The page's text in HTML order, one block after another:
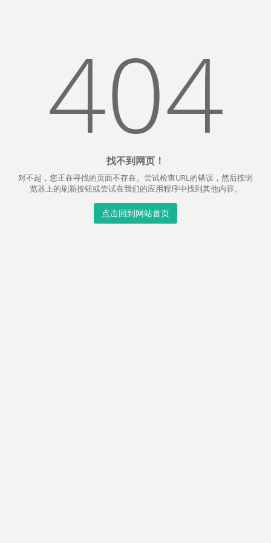
404
找不到网页！
对不起，您正在寻找的页面不存在。尝试检查URL的错误，然后按浏
览器上的刷新按钮或尝试在我们的应用程序中找到其他内容。
点击回到网站首页